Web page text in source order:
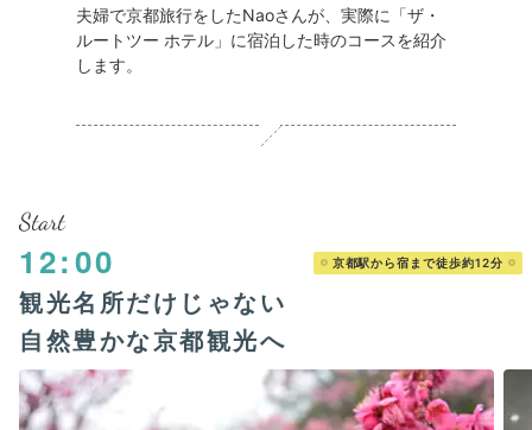
夫婦で京都旅行をしたNaoさんが、実際に「ザ・
ルートツー ホテル」に宿泊した時のコースを紹介
します。
Start
12:00 京都駅から宿まで徒歩約12分
観光名所だけじゃない
自然豊かな京都観光へ